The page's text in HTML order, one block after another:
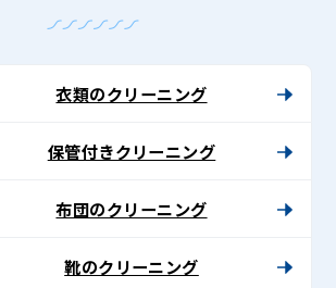
衣類のクリーニング
保管付きクリーニング
布団のクリーニング
靴のクリーニング